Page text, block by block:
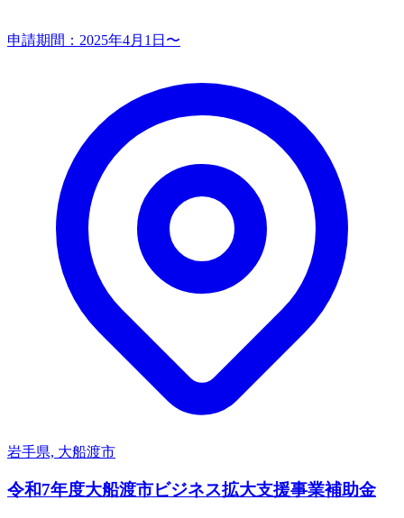
申請期間： 2025年4月1日〜
岩手県, 大船渡市
令和7年度大船渡市ビジネス拡大支援事業補助金